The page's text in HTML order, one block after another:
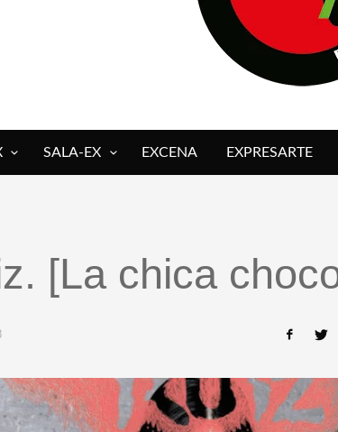
YORCH PRESENTA [CURSO DE ARMONÍA
MAGALÍ SARE NOS EXPLICA [DESCASADA]
«NO TENGO PUTOS SUEÑOS»
SALA-EX EXCENA EXPRESARTE
[La chica